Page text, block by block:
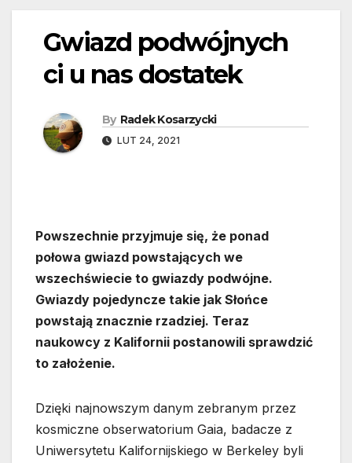
Gwiazd podwójnych
ci u nas dostatek
By Radek Kosarzycki
LUT 24, 2021
Powszechnie przyjmuje się, że ponad
połowa gwiazd powstających we
wszechświecie to gwiazdy podwójne.
Gwiazdy pojedyncze takie jak Słońce
powstają znacznie rzadziej. Teraz
naukowcy z Kalifornii postanowili sprawdzić
to założenie.
Dzięki najnowszym danym zebranym przez
kosmiczne obserwatorium Gaia, badacze z
Uniwersytetu Kalifornijskiego w Berkeley byli